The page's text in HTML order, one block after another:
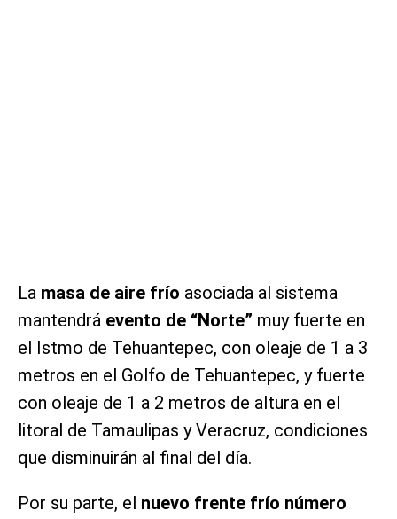
La masa de aire frío asociada al sistema
mantendrá evento de “Norte” muy fuerte en
el Istmo de Tehuantepec, con oleaje de 1 a 3
metros en el Golfo de Tehuantepec, y fuerte
con oleaje de 1 a 2 metros de altura en el
litoral de Tamaulipas y Veracruz, condiciones
que disminuirán al final del día.
Por su parte, el nuevo frente frío número